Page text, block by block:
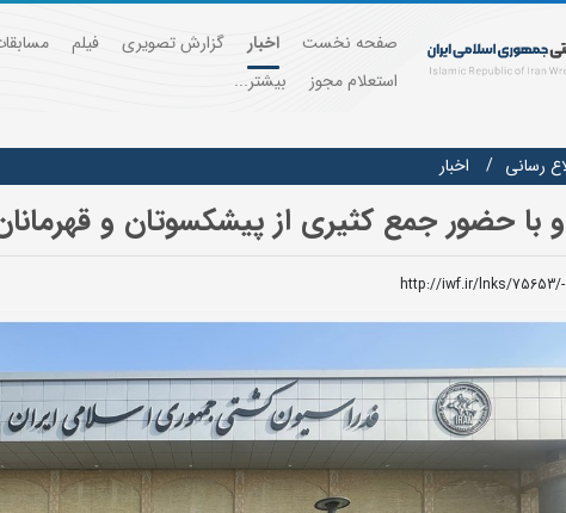
صفحه نخست اخبار گزارش تصویری فیلم
استعلام مجوز
بیشتر...
رسانی اخبار
با حضور جمع کثیری از پیشکسوتان و
http://iwf.ir/lnks/